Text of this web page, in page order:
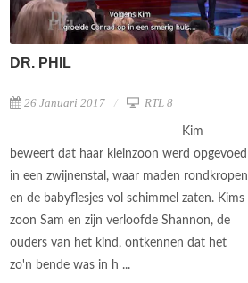
DR. PHIL
26 Januari 2017 RTL 8
Kim
beweert dat haar kleinzoon werd opgevoed
in een zwijnenstal, waar maden rondkropen
en de babyflesjes vol schimmel zaten. Kims
zoon Sam en zijn verloofde Shannon, de
ouders van het kind, ontkennen dat het
zo'n bende was in h ...